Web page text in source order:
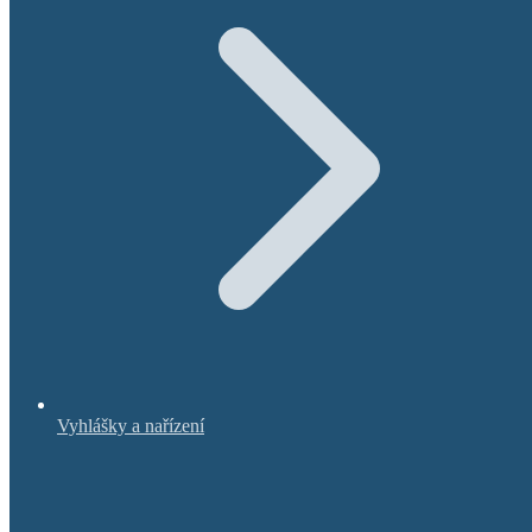
Vyhlášky a nařízení